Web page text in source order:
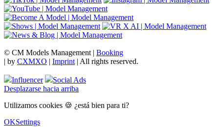
© CM Models Management | Booking
| by CXMXO | Imprint| All rights reserved.
Influencer
Social Ads
Desplazarse hacia arriba
Utilizamos cookies 🍪 ¿está bien para ti?
OKSettings